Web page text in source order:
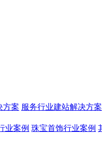
方案 服务行业建站解决方案
业案例 珠宝首饰行业案例